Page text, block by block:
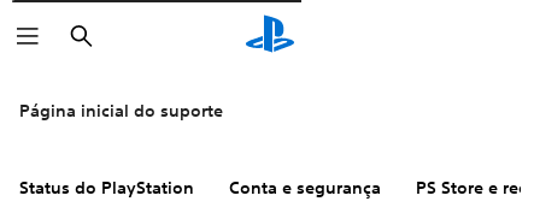
Pesquisar
Página inicial do suporte
Status do PlayStation Conta e segurança PS Store e